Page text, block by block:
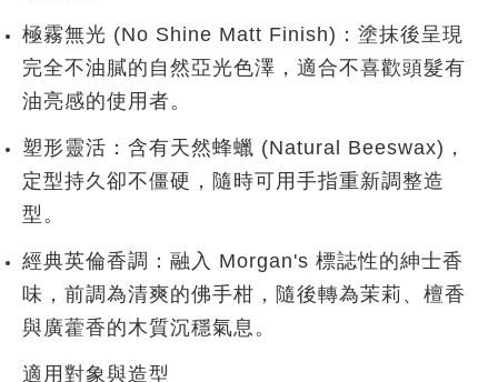
極霧無光 (No Shine Matt Finish) ：塗抹後呈現
完全不油膩的自然亞光色澤，適合不喜歡頭髮有
油亮感的使用者。
塑形靈活 ：含有天然蜂蠟 (Natural Beeswax)，
定型持久卻不僵硬，隨時可用手指重新調整造
型。
經典英倫香調 ：融入 Morgan's 標誌性的紳士香
味，前調為清爽的佛手柑 ，隨後轉為茉莉、檀香
與廣藿香的木質沉穩氣息。
適用對象與造型